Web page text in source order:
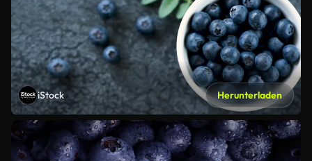
iStock Herunterladen